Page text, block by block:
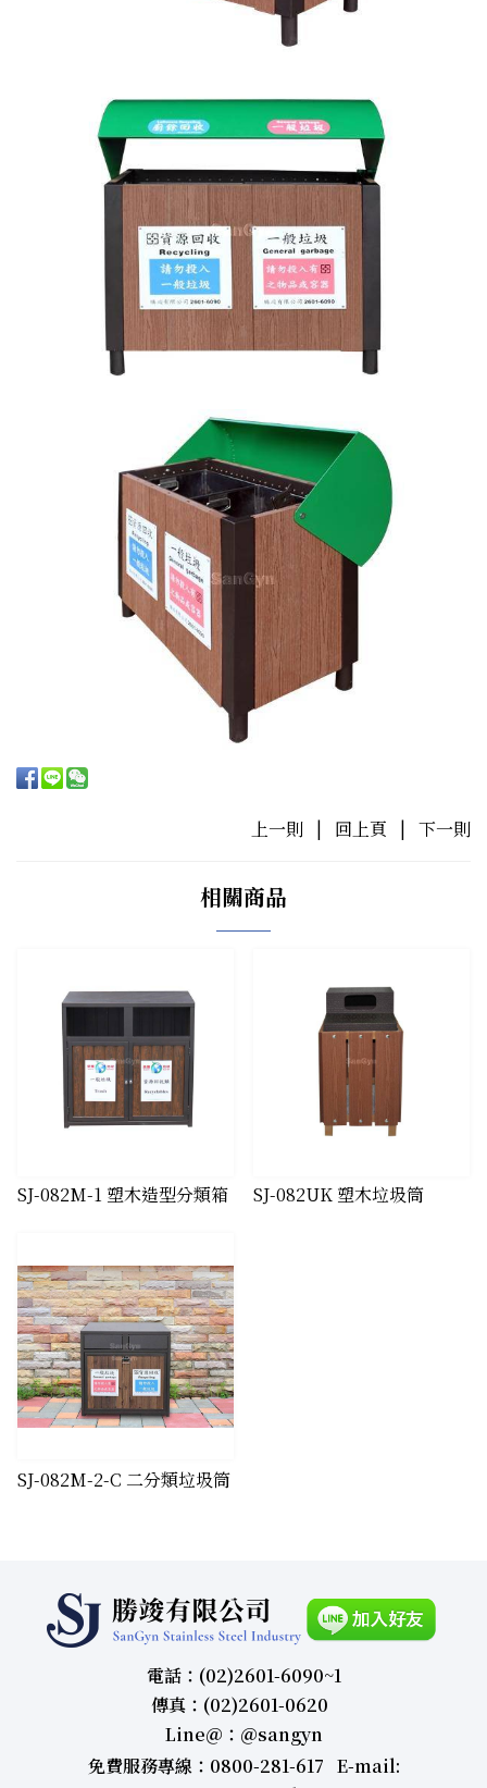
上一則 | 回上頁 | 下一則
相關商品
​SJ-082M-1 塑木造型分類箱 ​SJ-082UK 塑木垃圾筒
​SJ-082M-2-C 二分類垃圾筒
電話：(02)2601-6090~1
傳真：(02)2601-0620
Line＠：＠sangyn
免費服務專線：0800-281-617 E-mail: